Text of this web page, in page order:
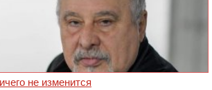
не изменится